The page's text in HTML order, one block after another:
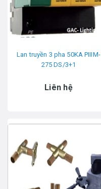
Lan truyền 3 pha 50KA PIIIM-
275 DS/3+1
Liên hệ